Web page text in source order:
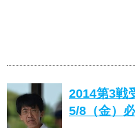
2014第3戦
5/8（金）必